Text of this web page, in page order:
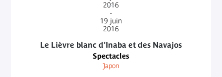
2016
-
19 juin
2016
Le Lièvre blanc d'Inaba et des Navajos
Spectacles
Japon